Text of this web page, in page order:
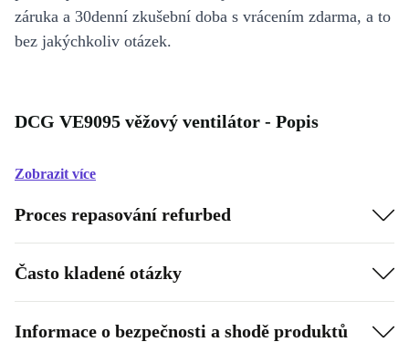
záruka a 30denní zkušební doba s vrácením zdarma, a to
bez jakýchkoliv otázek.
DCG VE9095 věžový ventilátor - Popis
Zobrazit více
Proces repasování refurbed
Často kladené otázky
Informace o bezpečnosti a shodě produktů